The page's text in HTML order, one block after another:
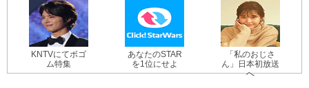
KNTVにてボゴ
ム特集
あなたのSTAR
を1位にせよ
「私のおじさ
ん」日本初放送
へ